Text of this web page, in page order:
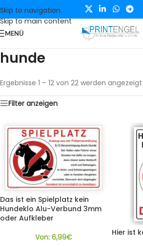
Skip to navigation
Skip to main content
MENÜ
hunde
Ergebnisse 1 – 12 von 22 werden angezeigt
Filter anzeigen
Das ist ein Spielplatz kein
Hundeklo Alu-Verbund 3mm
oder Aufkleber
Von: 6,99€
Hier ist